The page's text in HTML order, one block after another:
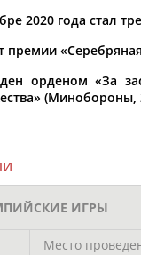
2020 года стал
премии
орденом «За
(Минобороны,
ИГРЫ
Место